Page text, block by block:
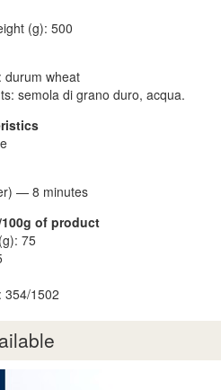
(g): 500
durum wheat
semola di grano duro, acqua.
— 8 minutes
of product
75
354/1502